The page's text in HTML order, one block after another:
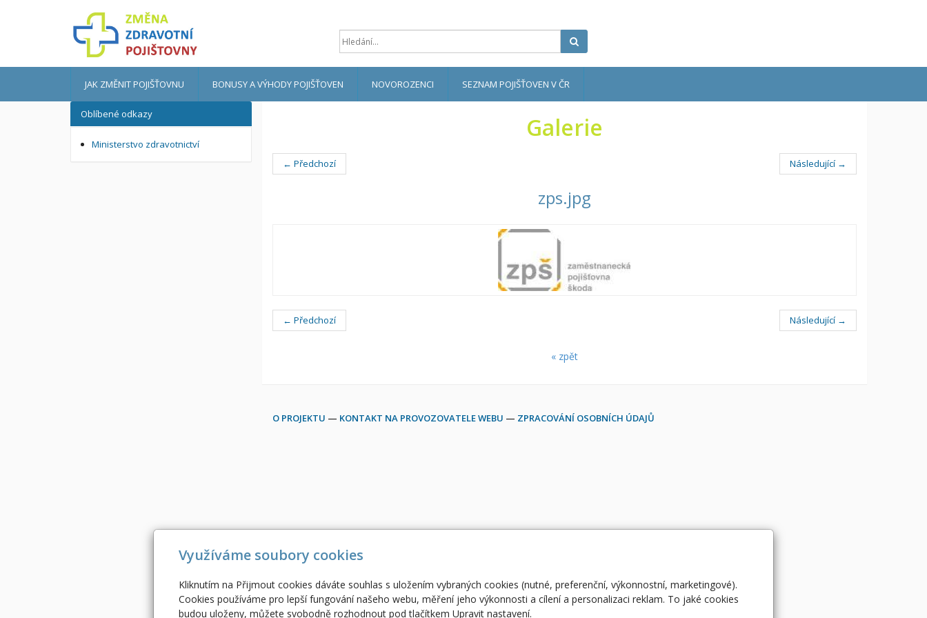
JAK ZMĚNIT POJIŠŤOVNU BONUSY A VÝHODY POJIŠŤOVEN NOVOROZENCI SEZNAM POJIŠŤOVEN V ČR
Galerie
← Předchozí Následující →
zps.jpg
← Předchozí Následující →
« zpět
Oblíbené odkazy
Ministerstvo zdravotnictví
O PROJEKTU — KONTAKT NA PROVOZOVATELE WEBU — ZPRACOVÁNÍ OSOBNÍCH ÚDAJŮ
Využíváme soubory cookies
Kliknutím na Přijmout cookies dáváte souhlas s uložením vybraných cookies (nutné, preferenční, výkonnostní, marketingové).
Cookies používáme pro lepší fungování našeho webu, měření jeho výkonnosti a cílení a personalizaci reklam. To jaké cookies
budou uloženy, můžete svobodně rozhodnout pod tlačítkem Upravit nastavení.